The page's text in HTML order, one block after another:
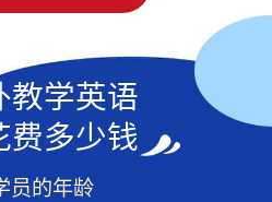
教学英语
费多少钱
员的年龄